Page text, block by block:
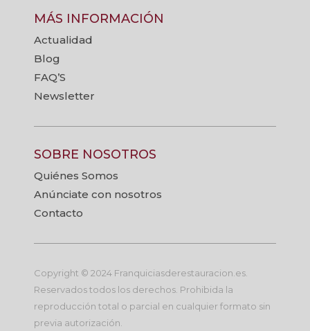
MÁS INFORMACIÓN
Actualidad
Blog
FAQ’S
Newsletter
SOBRE NOSOTROS
Quiénes Somos
Anúnciate con nosotros
Contacto
Copyright © 2024 Franquiciasderestauracion.es.
Reservados todos los derechos. Prohibida la
reproducción total o parcial en cualquier formato sin
previa autorización.